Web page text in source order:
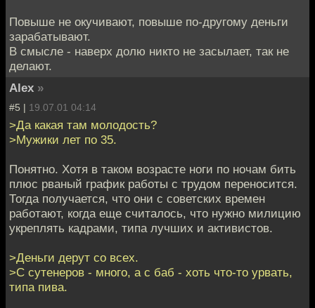
Повыше не окучивают, повыше по-другому деньги
зарабатывают.
В смысле - наверх долю никто не засылает, так не
делают.
Alex »
#5 | 19.07.01 04:14
>Да какая там молодость?
>Мужики лет по 35.
Понятно. Хотя в таком возрасте ноги по ночам бить
плюс рваный график работы с трудом переносится.
Тогда получается, что они с советских времен
работают, когда еще считалось, что нужно милицию
укреплять кадрами, типа лучших и активистов.
>Деньги дерут со всех.
>С сутенеров - много, а с баб - хоть что-то урвать,
типа пива.